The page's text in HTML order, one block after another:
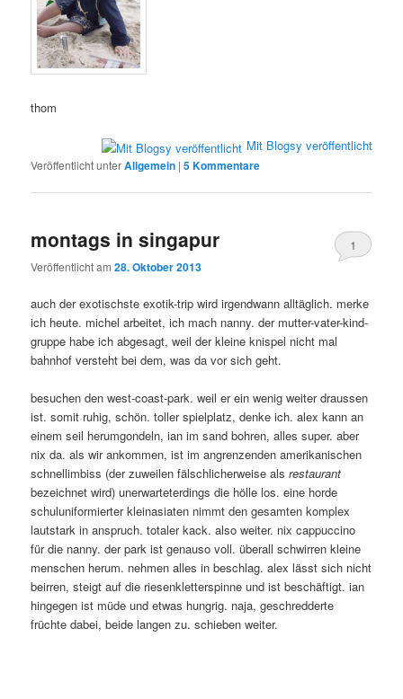
thom
Mit Blogsy veröffentlicht
Veröffentlicht unterAllgemein |5Kommentare
montags in singapur
Veröffentlicht am28. Oktober 2013
1
auch der exotischste exotik-trip wird irgendwann alltäglich. merke
ich heute. michel arbeitet, ich mach nanny. der mutter-vater-kind-
gruppe habe ich abgesagt, weil der kleine knispel nicht mal
bahnhof versteht bei dem, was da vor sich geht.
besuchen den west-coast-park. weil er ein wenig weiter draussen
ist. somit ruhig, schön. toller spielplatz, denke ich. alex kann an
einem seil herumgondeln, ian im sand bohren, alles super. aber
nix da. als wir ankommen, ist im angrenzenden amerikanischen
schnellimbiss (der zuweilen fälschlicherweise alsrestaurant
bezeichnet wird) unerwarteterdings die hölle los. eine horde
schuluniformierter kleinasiaten nimmt den gesamten komplex
lautstark in anspruch. totaler kack. also weiter. nix cappuccino
für die nanny. der park ist genauso voll. überall schwirren kleine
menschen herum. nehmen alles in beschlag. alex lässt sich nicht
beirren, steigt auf die riesenkletterspinne und ist beschäftigt. ian
hingegen ist müde und etwas hungrig. naja, geschredderte
früchte dabei, beide langen zu. schieben weiter.